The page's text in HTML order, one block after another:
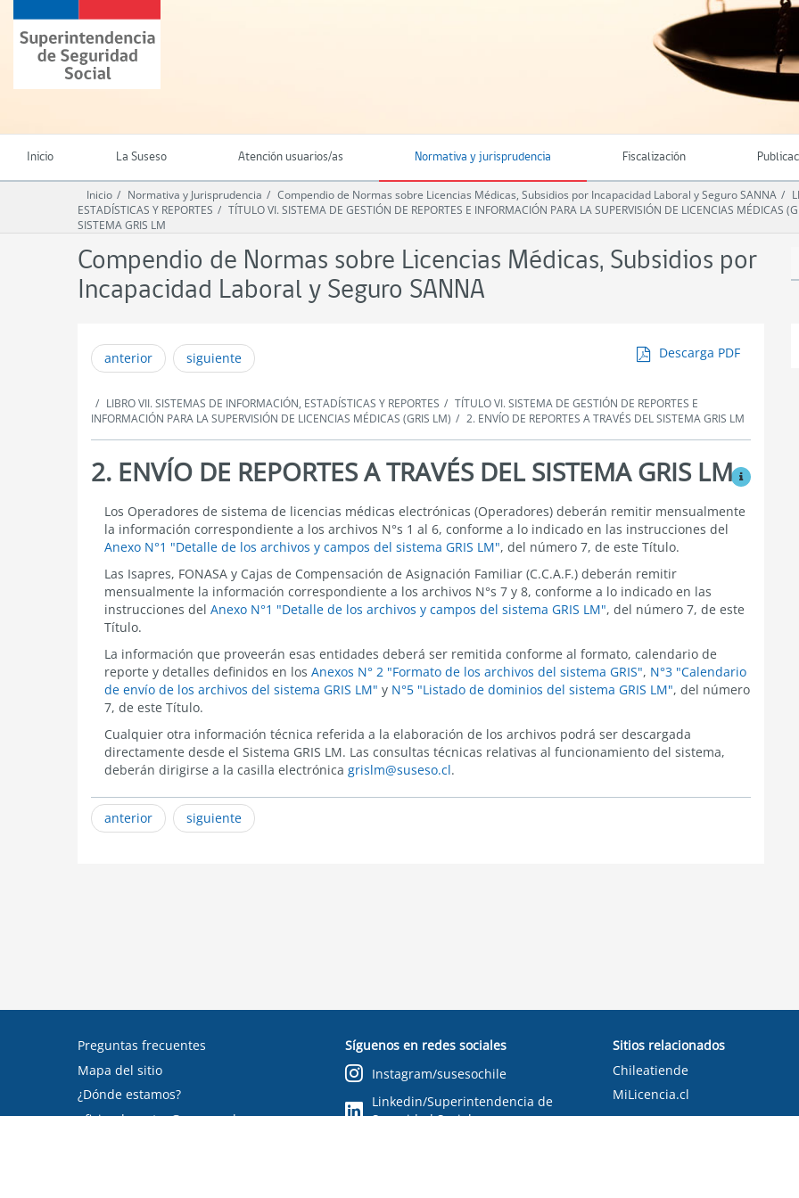
contenido
principal
Superintendencia
de
Seguridad
(SUSESO)
Chile
Inicio La Suseso Atención usuarios/as Normativa y jurisprudencia Fiscalización
Inicio Normativa y Jurisprudencia Compendio de Normas sobre Licencias Médicas, Subsidios por Incapacidad Laboral y Seguro SANNA
ESTADÍSTICAS Y REPORTES
TÍTULO VI. SISTEMA DE GESTIÓN DE REPORTES E INFORMACIÓN PARA LA SUPERVISIÓN DE LICENCIAS MÉDICAS
SISTEMA GRIS LM
Compendio de Normas sobre Licencias Médicas, Subsidios por
Incapacidad Laboral y Seguro SANNA
Descarga PDF
anterior siguiente
LIBRO VII. SISTEMAS DE INFORMACIÓN, ESTADÍSTICAS Y REPORTES
TÍTULO VI. SISTEMA DE GESTIÓN DE REPORTES E
INFORMACIÓN PARA LA SUPERVISIÓN DE LICENCIAS MÉDICAS (GRIS LM)
2. ENVÍO DE REPORTES A TRAVÉS DEL SISTEMA GRIS LM
2. ENVÍO DE REPORTES A TRAVÉS DEL SISTEMA GRIS LM Ver
2.
ENVÍO
DE
REPORTES
A
DEL
SISTEMA
GRIS
Los Operadores de sistema de licencias médicas electrónicas (Operadores) deberán remitir mensualmente
la información correspondiente a los archivos N°s 1 al 6, conforme a lo indicado en las instrucciones del
Anexo N°1 "Detalle de los archivos y campos del sistema GRIS LM", del número 7, de este Título.
Las Isapres, FONASA y Cajas de Compensación de Asignación Familiar (C.C.A.F.) deberán remitir
mensualmente la información correspondiente a los archivos N°s 7 y 8, conforme a lo indicado en las
instrucciones del Anexo N°1 "Detalle de los archivos y campos del sistema GRIS LM", del número 7, de este
Título.
La información que proveerán esas entidades deberá ser remitida conforme al formato, calendario de
reporte y detalles definidos en los Anexos N° 2 "Formato de los archivos del sistema GRIS", N°3 "Calendario
de envío de los archivos del sistema GRIS LM" y N°5 "Listado de dominios del sistema GRIS LM", del número
7, de este Título.
Cualquier otra información técnica referida a la elaboración de los archivos podrá ser descargada
directamente desde el Sistema GRIS LM. Las consultas técnicas relativas al funcionamiento del sistema,
deberán dirigirse a la casilla electrónica grislm@suseso.cl.
anterior siguiente
Preguntas frecuentes
Mapa del sitio
¿Dónde estamos?
oficinadepartes@suseso.cl
Síguenos en redes sociales
Instagram/susesochile
Linkedin/Superintendencia de
Seguridad Social
Sitios relacionados
Chileatiende
MiLicencia.cl